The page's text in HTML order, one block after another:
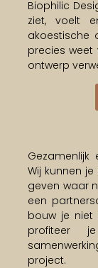
Biophilic
ziet, voelt
akoestische
precies
ontwerp
Gezamenlijk
Wij kunnen
geven waar
een
bouw je niet
profiteer
project.